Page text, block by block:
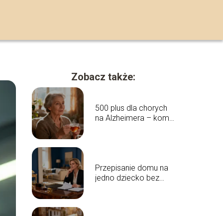
Zobacz także:
500 plus dla chorych
na Alzheimera – komu
Przepisanie domu na
jedno dziecko bez